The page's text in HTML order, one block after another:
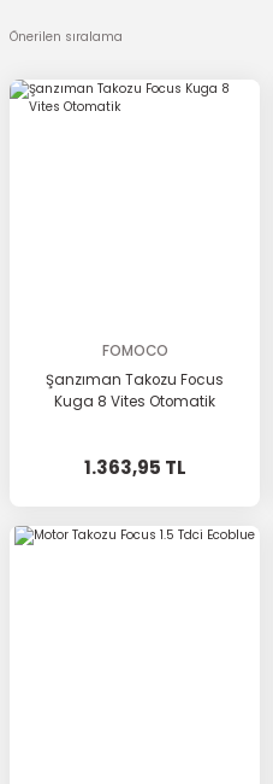
FOMOCO
Şanzıman Takozu Focus
Kuga 8 Vites Otomatik
1.363,95 TL